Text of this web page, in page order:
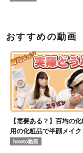
おすすめの動画
【需要ある？】百均の
用の化粧品で半顔メイク
howto動画